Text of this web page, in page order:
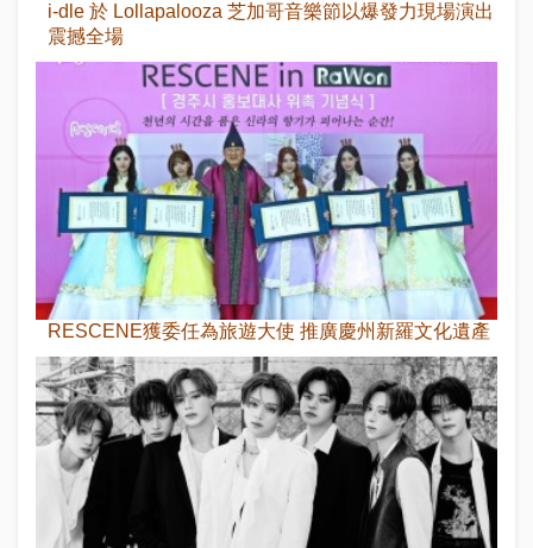
i-dle 於 Lollapalooza 芝加哥音樂節以爆發力現場演出
震撼全場
RESCENE獲委任為旅遊大使 推廣慶州新羅文化遺產